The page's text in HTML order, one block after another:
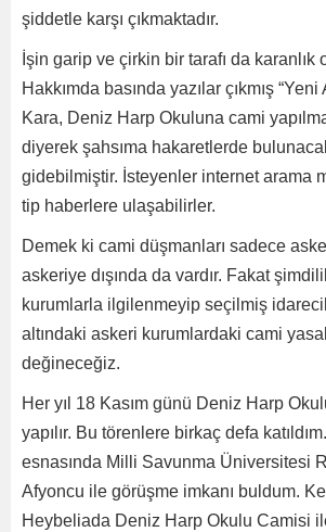
şiddetle karşı çıkmaktadır.
İşin garip ve çirkin bir tarafı da karanlık
Hakkımda basında yazılar çıkmış
Kara, Deniz Harp Okuluna cami
diyerek şahsıma hakaretlerde
gidebilmiştir. İsteyenler internet arama
tip haberlere ulaşabilirler.
Demek ki cami düşmanları sadece
askeriye dışında da vardır. Fakat
kurumlarla ilgilenmeyip seçilmiş
altındaki askeri kurumlardaki cami
değineceğiz.
Her yıl 18 Kasım günü Deniz Harp
yapılır. Bu törenlere birkaç defa
esnasında Milli Savunma Üniversitesi
Afyoncu ile görüşme imkanı buldum.
Heybeliada Deniz Harp Okulu Camisi